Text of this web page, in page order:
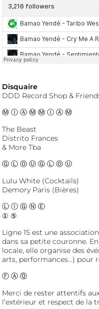
Disquaire
DDD Record Shop &
Ⓜ Ⓘ Ⓐ Ⓜ Ⓜ Ⓘ Ⓐ Ⓜ
The Beast
Distrito Frances
& More Tba
Ⓖ Ⓛ Ⓞ Ⓤ Ⓖ Ⓛ Ⓞ Ⓤ
Lulu White (Cocktails)
Demory Paris (Bières)
Ⓛ Ⓘ Ⓖ Ⓝ Ⓔ
① ⑤
Ligne 15 est une
dans sa petite couronne.
locale, elle organise des
arts, performances…) pour
Ⓕ Ⓐ Ⓠ
Merci de rester attentifs
l’extérieur et respect de la